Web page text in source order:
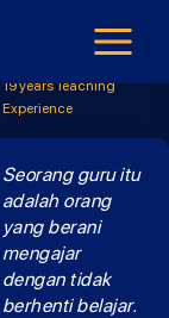
B.Melayu Form 4 &
19 years Teaching
Experience
Seorang guru itu
adalah orang
yang berani
mengajar
dengan tidak
berhenti belajar.